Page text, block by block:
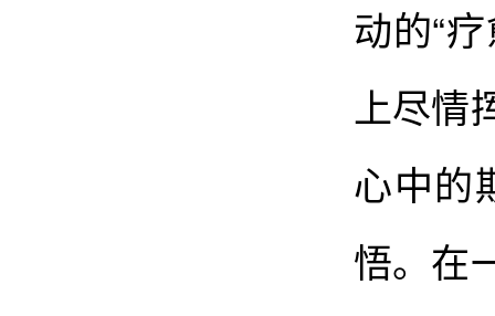
动的“
上尽情
心中的
悟。在